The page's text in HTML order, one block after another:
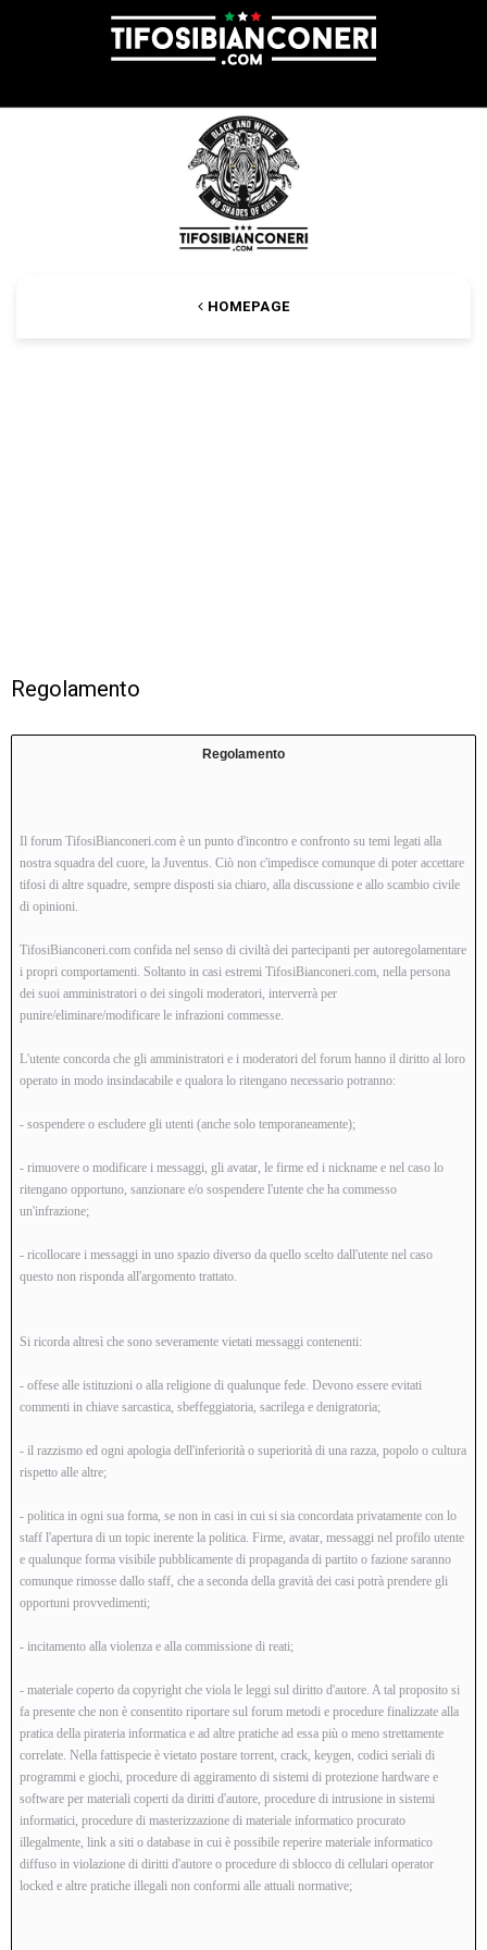
HOMEPAGE
Regolamento
Regolamento
Il forum TifosiBianconeri.com è un punto d'incontro e confronto su temi legati alla
nostra squadra del cuore, la Juventus. Ciò non c'impedisce comunque di poter accettare
tifosi di altre squadre, sempre disposti sia chiaro, alla discussione e allo scambio civile
di opinioni.
TifosiBianconeri.com confida nel senso di civiltà dei partecipanti per autoregolamentare
i propri comportamenti. Soltanto in casi estremi TifosiBianconeri.com, nella persona
dei suoi amministratori o dei singoli moderatori, interverrà per
punire/eliminare/modificare le infrazioni commesse.
L'utente concorda che gli amministratori e i moderatori del forum hanno il diritto al loro
operato in modo insindacabile e qualora lo ritengano necessario potranno:
- sospendere o escludere gli utenti (anche solo temporaneamente);
- rimuovere o modificare i messaggi, gli avatar, le firme ed i nickname e nel caso lo
ritengano opportuno, sanzionare e/o sospendere l'utente che ha commesso
un'infrazione;
- ricollocare i messaggi in uno spazio diverso da quello scelto dall'utente nel caso
questo non risponda all'argomento trattato.
Si ricorda altresì che sono severamente vietati messaggi contenenti:
- offese alle istituzioni o alla religione di qualunque fede. Devono essere evitati
commenti in chiave sarcastica, sbeffeggiatoria, sacrilega e denigratoria;
- il razzismo ed ogni apologia dell'inferiorità o superiorità di una razza, popolo o cultura
rispetto alle altre;
- politica in ogni sua forma, se non in casi in cui si sia concordata privatamente con lo
staff l'apertura di un topic inerente la politica. Firme, avatar, messaggi nel profilo utente
e qualunque forma visibile pubblicamente di propaganda di partito o fazione saranno
comunque rimosse dallo staff, che a seconda della gravità dei casi potrà prendere gli
opportuni provvedimenti;
- incitamento alla violenza e alla commissione di reati;
- materiale coperto da copyright che viola le leggi sul diritto d'autore. A tal proposito si
fa presente che non è consentito riportare sul forum metodi e procedure finalizzate alla
pratica della pirateria informatica e ad altre pratiche ad essa più o meno strettamente
correlate. Nella fattispecie è vietato postare torrent, crack, keygen, codici seriali di
programmi e giochi, procedure di aggiramento di sistemi di protezione hardware e
software per materiali coperti da diritti d'autore, procedure di intrusione in sistemi
informatici, procedure di masterizzazione di materiale informatico procurato
illegalmente, link a siti o database in cui è possibile reperire materiale informatico
diffuso in violazione di diritti d'autore o procedure di sblocco di cellulari operator
locked e altre pratiche illegali non conformi alle attuali normative;